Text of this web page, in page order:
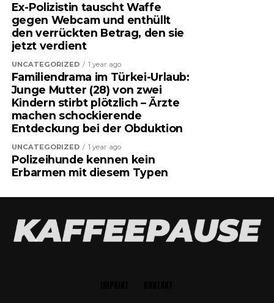
Ex-Polizistin tauscht Waffe
gegen Webcam und enthüllt
den verrückten Betrag, den sie
jetzt verdient
UNCATEGORIZED 1 year ago
Familiendrama im Türkei-Urlaub:
Junge Mutter (28) von zwei
Kindern stirbt plötzlich – Ärzte
machen schockierende
Entdeckung bei der Obduktion
UNCATEGORIZED 1 year ago
Polizeihunde kennen kein
Erbarmen mit diesem Typen